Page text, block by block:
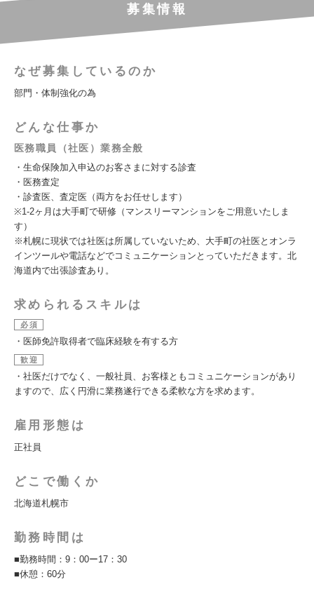
募集情報
なぜ募集しているのか
部門・体制強化の為
どんな仕事か
医務職員（社医）業務全般
・生命保険加入申込のお客さまに対する診査
・医務査定
・診査医、査定医（両方をお任せします）
※1-2ヶ月は大手町で研修（マンスリーマンションをご用意いたしま
す）
※札幌に現状では社医は所属していないため、大手町の社医とオンラ
インツールや電話などでコミュニケーションとっていただきます。北
海道内で出張診査あり。
求められるスキルは
必須
・医師免許取得者で臨床経験を有する方
歓迎
・社医だけでなく、一般社員、お客様ともコミュニケーションがあり
ますので、広く円滑に業務遂行できる柔軟な方を求めます。
雇用形態は
正社員
どこで働くか
北海道札幌市
勤務時間は
■勤務時間：9：00ー17：30
■休憩：60分